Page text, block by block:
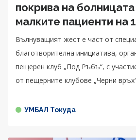
покрива на
малките пациенти на
Вълнуващият жест е част от
благотворителна инициатива,
пещерен клуб „Под Ръбъ“, с
от пещерните клубове „Черни
УМБАЛ Токуда